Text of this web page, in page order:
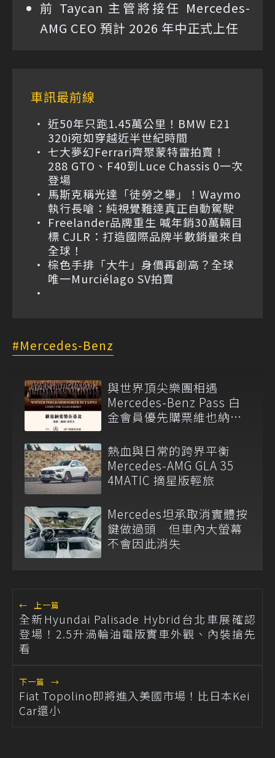
前 Taycan 主管將接任 Mercedes-
AMG CEO 預計 2026 年中正式上任
車訊最前線
近50年只跑1.45萬公里！BMW E21
320i宛如穿越近半世紀時間
七大夢幻Ferrari齊聚蒙特雷拍賣！
288 GTO、F40到Luce Chassis 0一次
登場
馬斯克稱光達「徒勞之舉」！Waymo
執行長嗆：純視覺難達真正自動駕駛
Freelander品牌重生 喊年銷30萬輛目
標 CJLR：打造國際品牌半數銷量來自
全球！
棕色手排「大牛」身價再創高？全球
唯一Murciélago SV拍賣
Mercedes-Benz
與世界頂尖樂團相遇
Mercedes-Benz Pass 白
金會員優先購票維也納愛
熱血與日常的跨界平衡
Mercedes-AMG GLA 35
4MATIC 摘星版輕旅
Mercedes坦承取消實體按
鍵做過頭 但車內大螢幕
不會因此消失
← 上一篇
全新Hyundai Palisade Hybrid台北車展確認
登場！2.5升渦輪油電版實車外觀、內裝搶先
看
下一篇 →
Fiat Topolino即將進入美國市場！比日本Kei
Car還小